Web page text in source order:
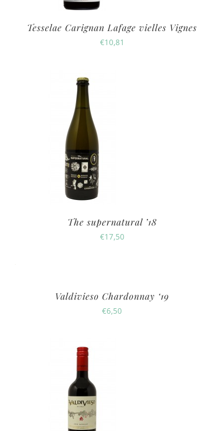
Tesselae Carignan Lafage vielles Vignes
€10,81
The supernatural ’18
€17,50
AAN
Valdivieso Chardonnay ‘19
€6,50